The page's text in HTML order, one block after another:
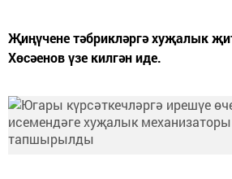
Җиңүчене тәбрикләргә хуҗалык
Хөсәенов үзе килгән иде.